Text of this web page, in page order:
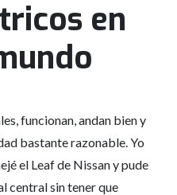
en
funcionan, andan bien y
bastante razonable. Yo
el Leaf de Nissan y pude
central sin tener que